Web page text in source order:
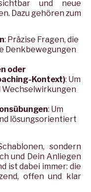
und neue
Dazu gehören zum
: Präzise Fragen, die
Denkbewegungen
oder
Kontext): Um
Wechselwirkungen
: Um
lösungsorientiert
sondern
und Dein Anliegen
ist dabei immer: die
offen und klar